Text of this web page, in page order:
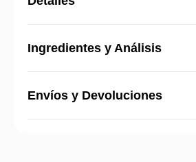
Ingredientes y Análisis
Envíos y Devoluciones